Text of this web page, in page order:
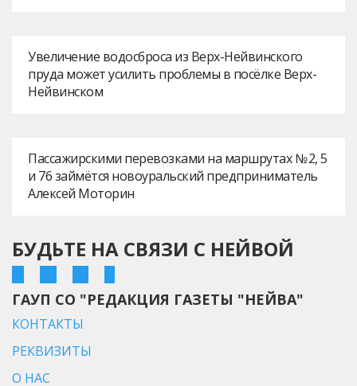
Увеличение водосброса из Верх-Нейвинского
пруда может усилить проблемы в посёлке Верх-
Нейвинском
Пассажирскими перевозками на маршрутах № 2, 5
и 76 займётся новоуральский предприниматель
Алексей Моторин
БУДЬТЕ НА СВЯЗИ С НЕЙВОЙ
ГАУП СО "РЕДАКЦИЯ ГАЗЕТЫ "НЕЙВА"
КОНТАКТЫ
РЕКВИЗИТЫ
О НАС